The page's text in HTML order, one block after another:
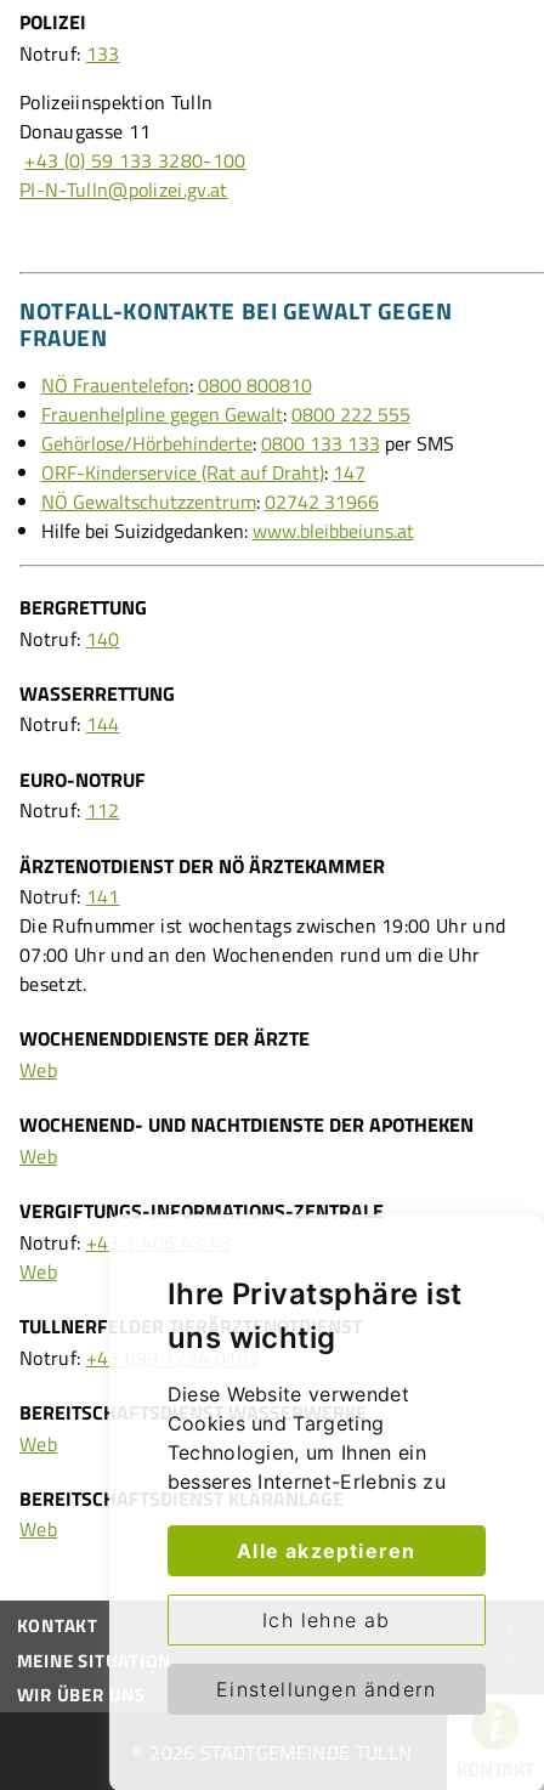
Ihre Privatsphäre ist
uns wichtig
Diese Website verwendet
Cookies und Targeting
Technologien, um Ihnen ein
besseres Internet-Erlebnis zu
ermöglichen und die Werbung,
die Sie sehen, besser an Ihre
Bedürfnisse anzupassen. Diese
Technologien nutzen wir
außerdem, um Ergebnisse zu
unsere Besucher kommen oder
um unsere Website weiter zu
Alle akzeptieren
Ich lehne ab
Einstellungen ändern
POLIZEI
Notruf: 133
Polizeiinspektion Tulln
Donaugasse 11
+43 (0) 59 133 3280-100
PI-N-Tulln@polizei.gv.at
NOTFALL-KONTAKTE BEI GEWALT GEGEN
FRAUEN
NÖ Frauentelefon:0800 800810
Frauenhelpline gegen Gewalt:0800 222 555
Gehörlose/Hörbehinderte:0800 133 133 per SMS
ORF-Kinderservice (Rat auf Draht): 147
NÖ Gewaltschutzzentrum:02742 31966
Hilfe bei Suizidgedanken:www.bleibbeiuns.at
BERGRETTUNG
Notruf: 140
WASSERRETTUNG
Notruf: 144
EURO-NOTRUF
Notruf: 112
ÄRZTENOTDIENST DER NÖ ÄRZTEKAMMER
Notruf: 141
Die Rufnummer ist wochentags zwischen 19:00 Uhr und
07:00 Uhr und an den Wochenenden rund um die Uhr
besetzt.
WOCHENENDDIENSTE DER ÄRZTE
Web
WOCHENEND- UND NACHTDIENSTE DER APOTHEKEN
Web
VERGIFTUNGS-INFORMATIONS-ZENTRALE
Notruf: +43 1 406 43 43
Web
TULLNERFELDER TIERÄRZTENOTDIENST
Notruf: +43 699 1234 0103
BEREITSCHAFTSDIENST WASSERWERKE
Web
BEREITSCHAFTSDIENST KLÄRANLAGE
Web
KONTAKT
MEINE SITUATION
WIR ÜBER UNS